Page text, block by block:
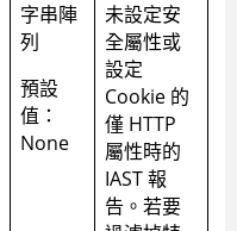
字串陣
列
預設
值：
None
未設定安
全屬性或
設定
Cookie 的
僅 HTTP
屬性時的
IAST 報
告。若要